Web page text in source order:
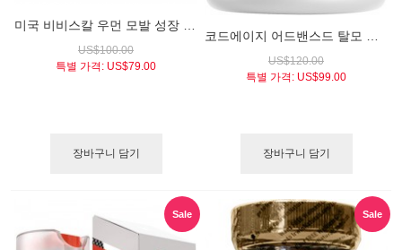
US$100.00
특별 가격: US$79.00
장바구니 담기
코드에이지 어드밴스드 탈모 방지 & 발모 촉진 헤어 비타민 (Codeage Hair Vitamins / Biotin + Collagen + Keratin 120 Vegetable Capsules) 120정
US$120.00
특별 가격: US$99.00
장바구니 담기
Sale Sale